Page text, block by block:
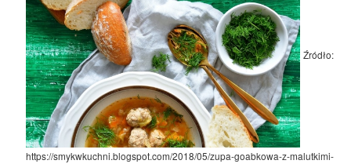
Źródło:
https://smykwkuchni.blogspot.com/2018/05/zupa-goabkowa-z-malutkimi-